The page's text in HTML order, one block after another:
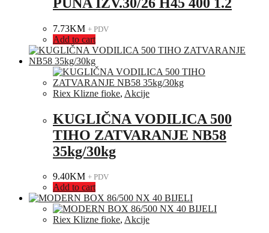
7.73KM + PDV
Add to cart
Riex Klizne fioke, Akcije
KUGLIČNA VODILICA 500
TIHO ZATVARANJE NB58
35kg/30kg
9.40KM + PDV
Add to cart
Riex Klizne fioke, Akcije